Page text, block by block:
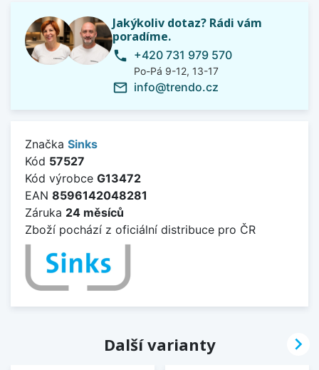
Jakýkoliv dotaz? Rádi vám
poradíme.
phone +420 731 979 570
Po-Pá 9-12, 13-17
mail_outline info@trendo.cz
Značka Sinks
Kód 57527
Kód výrobce G13472
EAN 8596142048281
Záruka 24 měsíců
Zboží pochází z oficiální distribuce pro ČR
Další varianty 